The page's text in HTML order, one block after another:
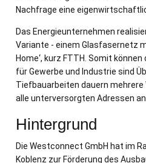
Nachfrage eine
Das Energieunternehmen
Variante - einem Glasfasernetz
Home‘, kurz FTTH. Somit
für Gewerbe und Industrie sind
Tiefbauarbeiten dauern mehrere
alle unterversorgten Adressen
Hintergrund
Die Westconnect GmbH hat im
Koblenz zur Förderung des